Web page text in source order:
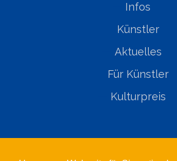
Infos
Künstler
Aktuelles
Für Künstler
Kulturpreis